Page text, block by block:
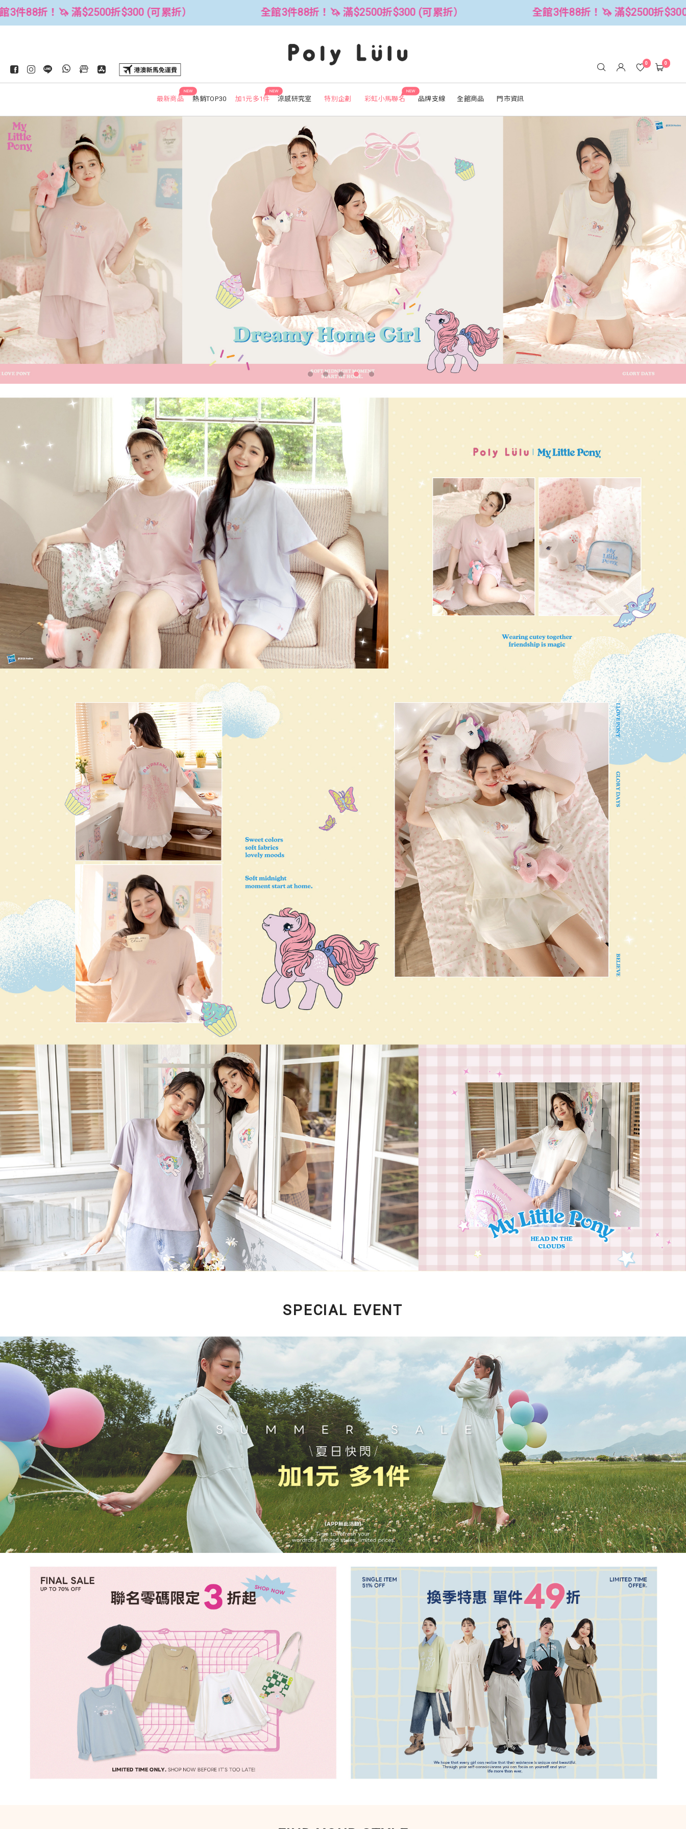
累折） 全館3件88折！🦄 滿$2500折$300 (可累折） 全館3件88折！🦄 滿$2500折$300 (可累折） 全館3
NEW
最新商品 熱銷TOP30
NEW
加1元多1件 涼感研究室 特別企劃
NEW
彩虹小馬聯名 品牌支線 全館商品 門市資訊
0 0
SPECIAL EVENT